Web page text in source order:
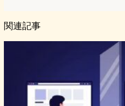
関連記事